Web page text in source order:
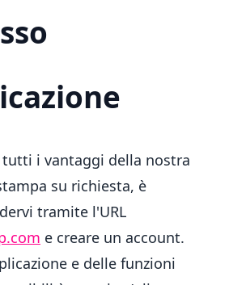
i vantaggi della nostra
su richiesta, è
tramite l'URL
e creare un account.
e delle funzioni